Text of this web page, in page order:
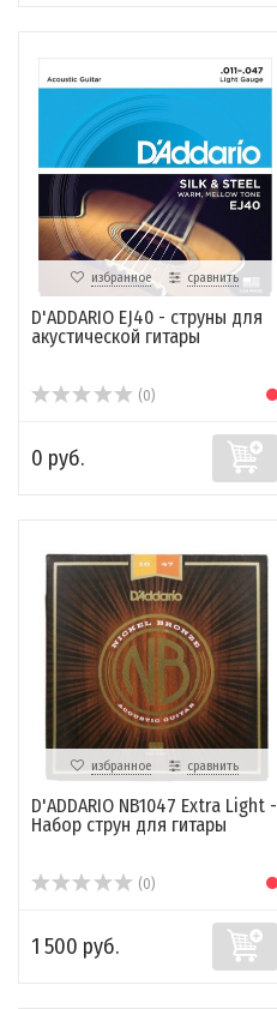
избранное сравнить
D'ADDARIO EJ40 - струны для
акустической гитары
(0)
0 руб.
избранное сравнить
D'ADDARIO NB1047 Extra Light -
Набор струн для гитары
(0)
1 500 руб.